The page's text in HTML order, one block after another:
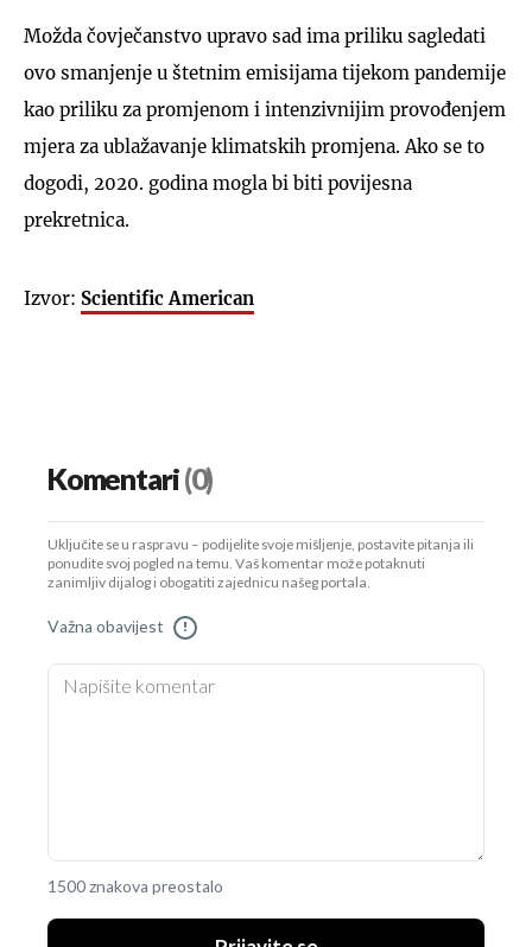
Možda čovječanstvo upravo sad ima priliku sagledati
ovo smanjenje u štetnim emisijama tijekom pandemije
kao priliku za promjenom i intenzivnijim provođenjem
mjera za ublažavanje klimatskih promjena. Ako se to
dogodi, 2020. godina mogla bi biti povijesna
prekretnica.
Izvor: Scientific American
Komentari(0)
Uključite se u raspravu – podijelite svoje mišljenje, postavite pitanja ili
ponudite svoj pogled na temu. Vaš komentar može potaknuti
zanimljiv dijalog i obogatiti zajednicu našeg portala.
Važna obavijest !
1500 znakova preostalo